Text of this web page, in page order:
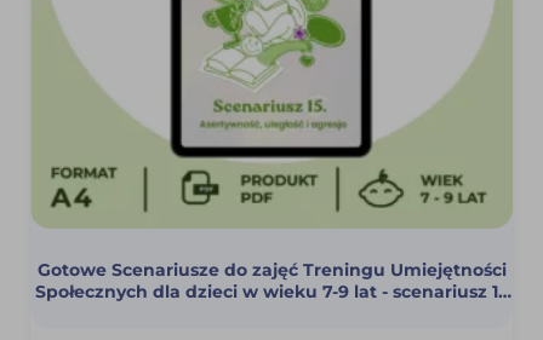
Gotowe Scenariusze do zajęć Treningu Umiejętności
Społecznych dla dzieci w wieku 7-9 lat - scenariusz 15